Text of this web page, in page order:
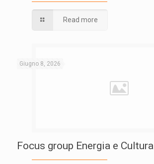
Read more
Giugno 8, 2026
Focus group Energia e Cultura